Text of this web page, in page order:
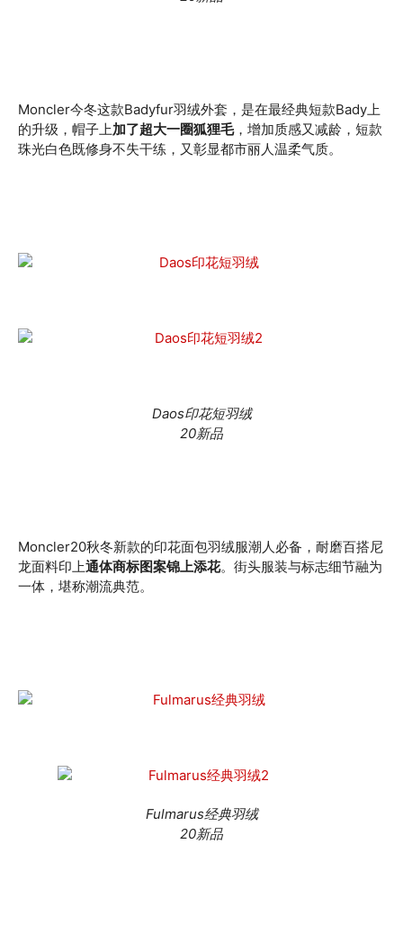
Moncler今冬这款Badyfur羽绒外套，是在最经典短款Bady上
的升级，帽子上加了超大一圈狐狸毛，增加质感又减龄，短款
珠光白色既修身不失干练，又彰显都市丽人温柔气质。
Daos印花短羽绒
20新品
Moncler20秋冬新款的印花面包羽绒服潮人必备，耐磨百搭尼
龙面料印上通体商标图案锦上添花。街头服装与标志细节融为
一体，堪称潮流典范。
Fulmarus经典羽绒
20新品